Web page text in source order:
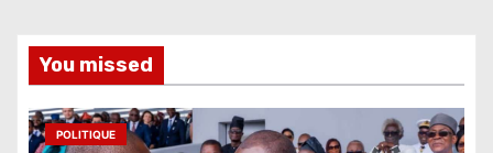
You missed
POLITIQUE